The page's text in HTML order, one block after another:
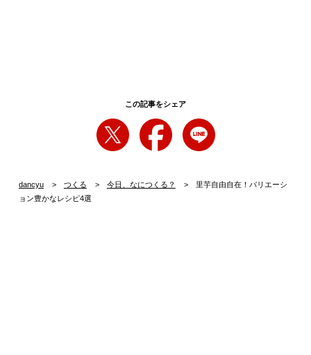
この記事をシェア
dancyu つくる 今日、なにつくる？
里芋自由自在！バリエーシ
ョン豊かなレシピ4選